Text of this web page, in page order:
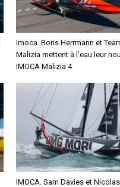
Imoca. Boris Herrmann et
Malizia mettent à l’eau leur
IMOCA Malizia 4
IMOCA. Sam Davies et Nicolas